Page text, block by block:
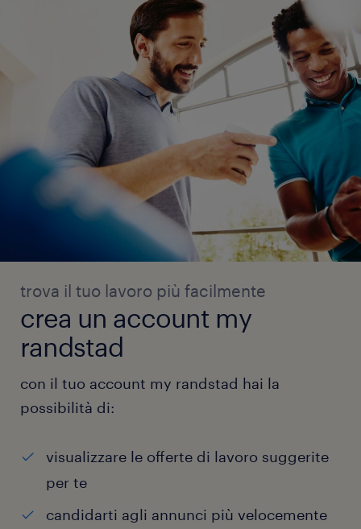
trova il tuo lavoro più facilmente
crea un account my
randstad
con il tuo account my randstad hai la
possibilità di:
visualizzare le offerte di lavoro suggerite
per te
candidarti agli annunci più velocemente